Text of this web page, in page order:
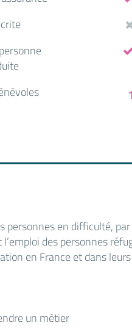
1
en difficulté,
des personnes
en France et dans
un métier